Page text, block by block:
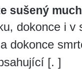
sušený
dokonce i v
dokonce
[. ]